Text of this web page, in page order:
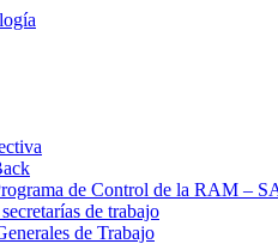
de Control de la RAM –
de trabajo
de Trabajo